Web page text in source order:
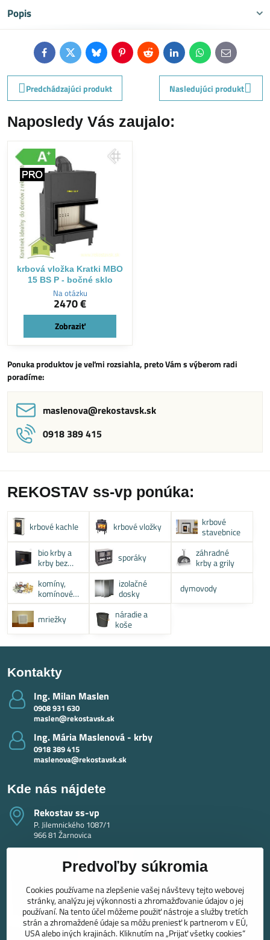
Popis
FacebookTwitterBlueskyPinterestReddit LinkedInWhatsApp
E-
mail
Predchádzajúci produkt
Nasledujúci produkt
Naposledy Vás zaujalo:
krbová vložka Kratki MBO
15 BS P - bočné sklo
Na otázku
2470 €
Zobraziť
Ponuka produktov je veľmi rozsiahla, preto Vám s výberom radi
poradíme:
maslenova​@rekostavsk​.sk
0918 389 415
REKOSTAV ss-vp ponúka:
krbové kachle krbové vložky
krbové
stavebnice
bio krby a
krby bez
komína
sporáky
záhradné
krby a grily
komíny,
komínové
systémy
izolačné
dosky
dymovody
mriežky
náradie a
koše
Kontakty
Ing​. Milan Maslen
0908 931 630
maslen@rekostavsk.sk
Ing​. Mária Maslenová - krby
0918 389 415
maslenova@rekostavsk.sk
Kde nás nájdete
Rekostav ss-vp
P. Jilemnického 1087/1
966 81 Žarnovica
Predvoľby súkromia
Cookies používame na zlepšenie vašej návštevy tejto webovej
stránky, analýzu jej výkonnosti a zhromažďovanie údajov o jej
používaní. Na tento účel môžeme použiť nástroje a služby tretích
strán a zhromaždené údaje sa môžu preniesť k partnerom v EÚ,
USA alebo iných krajinách. Kliknutím na „Prijať všetky cookies“